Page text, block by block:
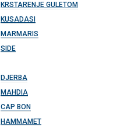
KRSTARENJE GULETOM
KUSADASI
MARMARIS
SIDE
DJERBA
MAHDIA
CAP BON
HAMMAMET